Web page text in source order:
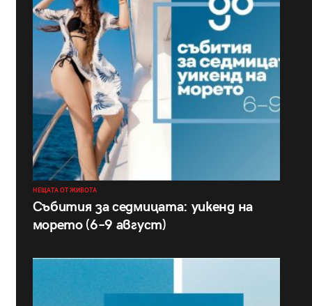
НЕЩАТА ОТ ЖИВОТА
Събития за седмицата: уикенд на
морето (6–9 август)